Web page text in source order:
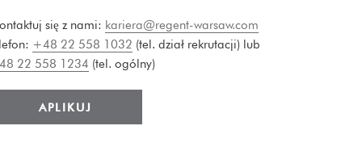
się z nami: kariera@regent-warsaw.com
+48 22 558 1032 (tel. dział rekrutacji) lub
22 558 1234 (tel. ogólny)
APLIKUJ